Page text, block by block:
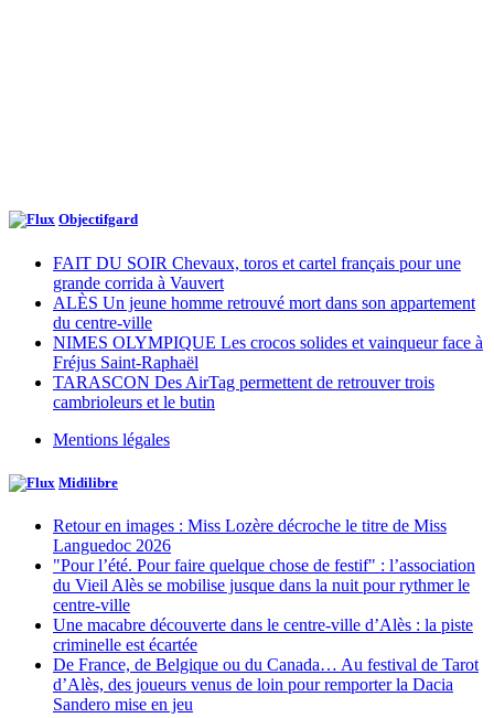
Objectifgard
FAIT DU SOIR Chevaux, toros et cartel français pour une
grande corrida à Vauvert
ALÈS Un jeune homme retrouvé mort dans son appartement
du centre-ville
NIMES OLYMPIQUE Les crocos solides et vainqueur face à
Fréjus Saint-Raphaël
TARASCON Des AirTag permettent de retrouver trois
cambrioleurs et le butin
Mentions légales
Midilibre
Retour en images : Miss Lozère décroche le titre de Miss
Languedoc 2026
"Pour l’été. Pour faire quelque chose de festif" : l’association
du Vieil Alès se mobilise jusque dans la nuit pour rythmer le
centre-ville
Une macabre découverte dans le centre-ville d’Alès : la piste
criminelle est écartée
De France, de Belgique ou du Canada… Au festival de Tarot
d’Alès, des joueurs venus de loin pour remporter la Dacia
Sandero mise en jeu